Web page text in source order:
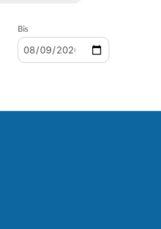
Bis